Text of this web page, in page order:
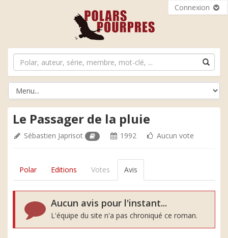
Connexion
Le Passager de la pluie
Sébastien Japrisot 1992 Aucun vote
Polar Editions Votes Avis
Aucun avis pour l'instant...
L'équipe du site n'a pas chroniqué ce roman.